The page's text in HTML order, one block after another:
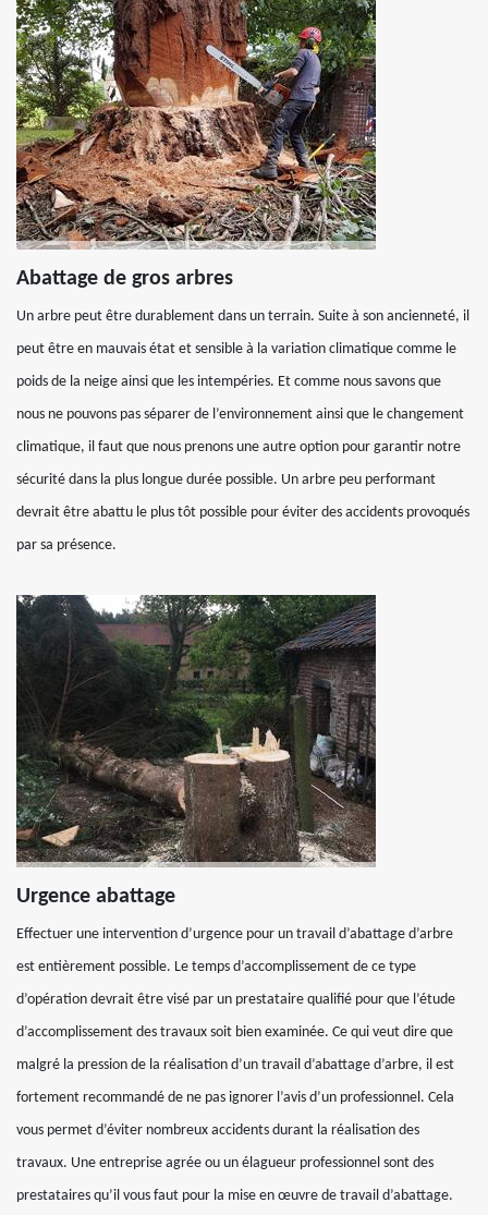
Abattage de gros arbres
Un arbre peut être durablement dans un terrain. Suite à son ancienneté, il
peut être en mauvais état et sensible à la variation climatique comme le
poids de la neige ainsi que les intempéries. Et comme nous savons que
nous ne pouvons pas séparer de l’environnement ainsi que le changement
climatique, il faut que nous prenons une autre option pour garantir notre
sécurité dans la plus longue durée possible. Un arbre peu performant
devrait être abattu le plus tôt possible pour éviter des accidents provoqués
par sa présence.
Urgence abattage
Effectuer une intervention d’urgence pour un travail d’abattage d’arbre
est entièrement possible. Le temps d’accomplissement de ce type
d’opération devrait être visé par un prestataire qualifié pour que l’étude
d’accomplissement des travaux soit bien examinée. Ce qui veut dire que
malgré la pression de la réalisation d’un travail d’abattage d’arbre, il est
fortement recommandé de ne pas ignorer l’avis d’un professionnel. Cela
vous permet d’éviter nombreux accidents durant la réalisation des
travaux. Une entreprise agrée ou un élagueur professionnel sont des
prestataires qu’il vous faut pour la mise en œuvre de travail d’abattage.